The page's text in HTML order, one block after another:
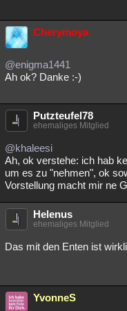
Cherymoya
@enigma1441
Ah ok? Danke :-)
Putzteufel78
ehemaliges Mitglied
@khaleesi
Ah, ok verstehe: ich hab
um es zu "nehmen", ok
Vorstellung macht mir ne
Helenus
ehemaliges Mitglied
Das mit den Enten ist
YvonneS